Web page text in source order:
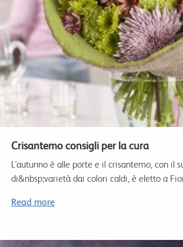
Crisantemo consigli per la cura
L'autunno è alle porte e il crisantemo, con il
di&nbsp;varietà dai colori caldi, è eletto a
Read more